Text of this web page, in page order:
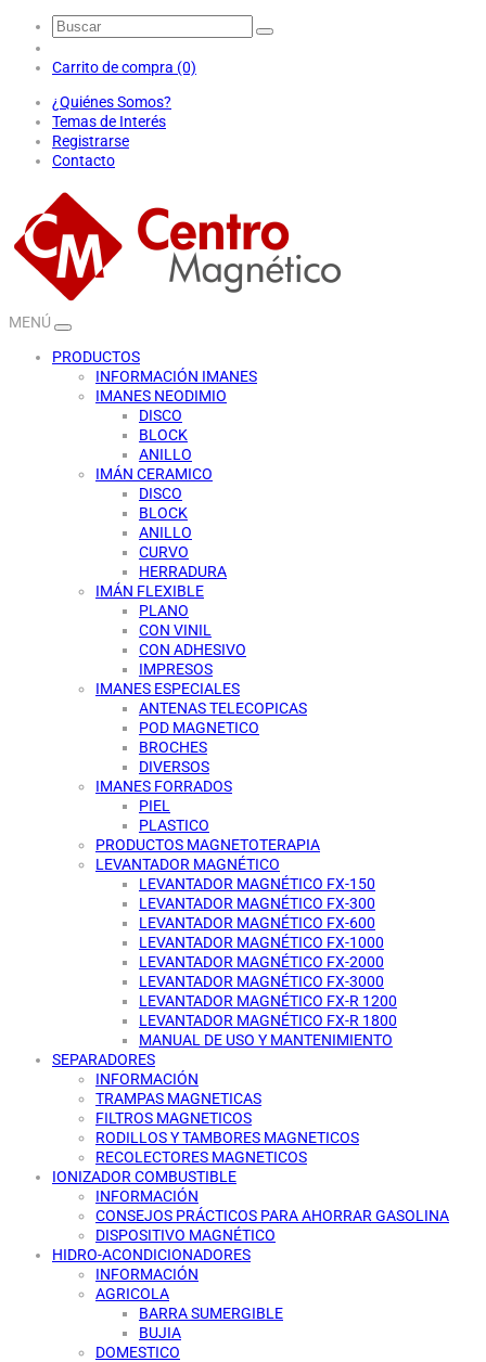
Carrito de compra (0)
¿Quiénes Somos?
Temas de Interés
Registrarse
Contacto
MENÚ
PRODUCTOS
INFORMACIÓN IMANES
IMANES NEODIMIO
DISCO
BLOCK
ANILLO
IMÁN CERAMICO
DISCO
BLOCK
ANILLO
CURVO
HERRADURA
IMÁN FLEXIBLE
PLANO
CON VINIL
CON ADHESIVO
IMPRESOS
IMANES ESPECIALES
ANTENAS TELECOPICAS
POD MAGNETICO
BROCHES
DIVERSOS
IMANES FORRADOS
PIEL
PLASTICO
PRODUCTOS MAGNETOTERAPIA
LEVANTADOR MAGNÉTICO
LEVANTADOR MAGNÉTICO FX-150
LEVANTADOR MAGNÉTICO FX-300
LEVANTADOR MAGNÉTICO FX-600
LEVANTADOR MAGNÉTICO FX-1000
LEVANTADOR MAGNÉTICO FX-2000
LEVANTADOR MAGNÉTICO FX-3000
LEVANTADOR MAGNÉTICO FX-R 1200
LEVANTADOR MAGNÉTICO FX-R 1800
MANUAL DE USO Y MANTENIMIENTO
SEPARADORES
INFORMACIÓN
TRAMPAS MAGNETICAS
FILTROS MAGNETICOS
RODILLOS Y TAMBORES MAGNETICOS
RECOLECTORES MAGNETICOS
IONIZADOR COMBUSTIBLE
INFORMACIÓN
CONSEJOS PRÁCTICOS PARA AHORRAR GASOLINA
DISPOSITIVO MAGNÉTICO
HIDRO-ACONDICIONADORES
INFORMACIÓN
AGRICOLA
BARRA SUMERGIBLE
BUJIA
DOMESTICO